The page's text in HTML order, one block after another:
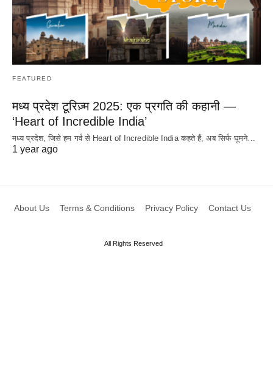
FEATURED
मध्य प्रदेश टूरिज़्म 2025: एक प्रगति की कहानी —
‘Heart of Incredible India’
मध्य प्रदेश, जिसे हम गर्व से Heart of Incredible India कहते हैं, अब सिर्फ घूमने…
1 year ago
About Us Terms & Conditions Privacy Policy Contact Us
All Rights Reserved